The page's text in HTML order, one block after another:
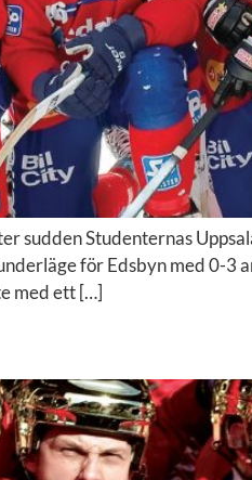
sudden Studenternas
för Edsbyn med 0-
med ett […]